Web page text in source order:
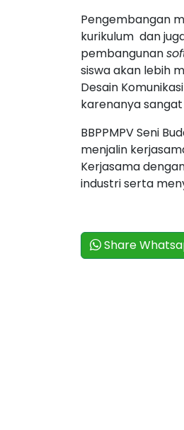
Pengembangan
kurikulum dan
pembangunan
siswa akan lebih
Desain
karenanya
BBPPMPV Seni
menjalin
Kerjasama
industri serta
Share